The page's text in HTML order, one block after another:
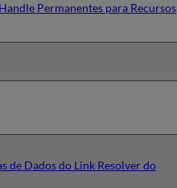
Permanentes para Recursos
de Dados do Link Resolver do